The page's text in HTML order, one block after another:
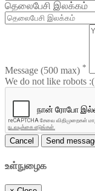
தெலைபேசி இலக்கம்
Message (500 max) *
We do not like robots :(
Cancel Send
உள்நுழைக